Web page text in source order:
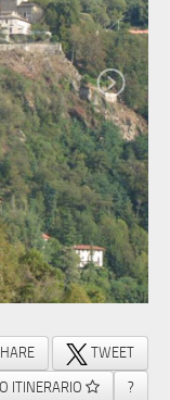
TWEET
ITINERARIO
?